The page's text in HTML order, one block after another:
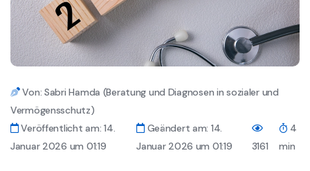
Von: Sabri Hamda (Beratung und Diagnosen in sozialer und
Vermögensschutz)
Veröffentlicht am: 14.
Januar 2026 um 01:19
Geändert am: 14.
Januar 2026 um 01:19
3161
4
min